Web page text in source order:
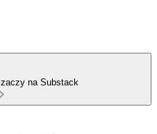
na Substack